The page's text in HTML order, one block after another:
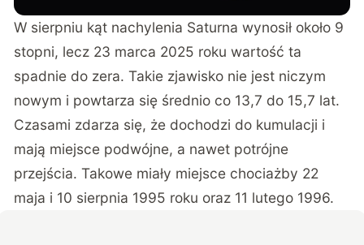
W sierpniu kąt nachylenia Saturna wynosił około 9
stopni, lecz 23 marca 2025 roku wartość ta
spadnie do zera. Takie zjawisko nie jest niczym
nowym i powtarza się średnio co 13,7 do 15,7 lat.
Czasami zdarza się, że dochodzi do kumulacji i
mają miejsce podwójne, a nawet potrójne
przejścia. Takowe miały miejsce chociażby 22
maja i 10 sierpnia 1995 roku oraz 11 lutego 1996.